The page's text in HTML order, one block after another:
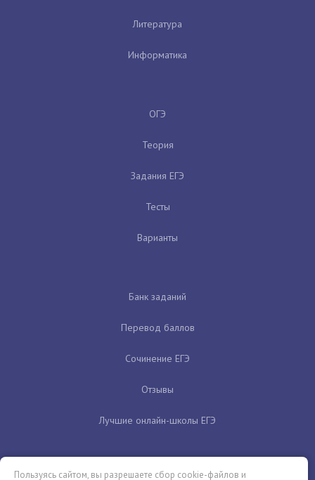
Литература
Информатика
ОГЭ
Теория
Задания ЕГЭ
Тесты
Варианты
Банк заданий
Перевод баллов
Сочинение ЕГЭ
Отзывы
Лучшие онлайн-школы ЕГЭ
Пользуясь сайтом, вы разрешаете сбор cookie-файлов и